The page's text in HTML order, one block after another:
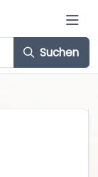
Suchen